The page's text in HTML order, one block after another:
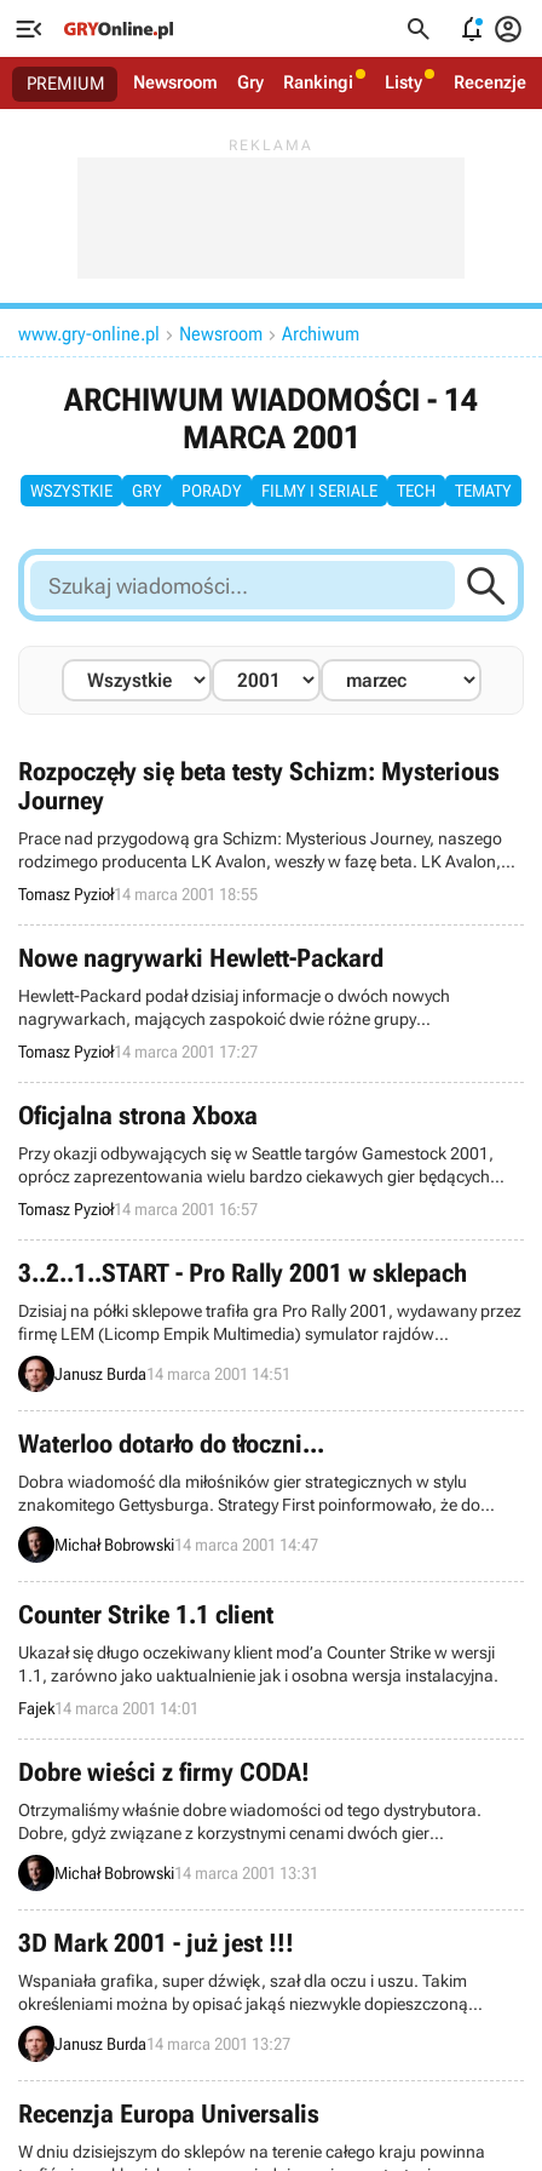
   
PREMIUM Newsroom Gry Rankingi Listy Recenzje
www.gry-online.pl  Newsroom  Archiwum
ARCHIWUM WIADOMOŚCI - 14
MARCA 2001
WSZYSTKIE GRY PORADY FILMY I SERIALE TECH TEMATY
Szukaj
wiadomości...

Rozpoczęły się beta testy Schizm: Mysterious
Journey
Prace nad przygodową gra Schizm: Mysterious Journey, naszego
rodzimego producenta LK Avalon, weszły w fazę beta. LK Avalon,
znany z takich produkcji jak Liath czy Reah, specjalizuje się w
wysoko jakościowych, rozbudowanych i dopieszczonych graficznie
grach przygodowych.
Tomasz Pyzioł14 marca 2001 18:55
Nowe nagrywarki Hewlett-Packard
Hewlett-Packard podał dzisiaj informacje o dwóch nowych
nagrywarkach, mających zaspokoić dwie różne grupy
użytkowników. Pierwsza, oferująca wszystko w jednym,
przeznaczona jest dla wygodnych, za to druga zadowoli wszystkich
profesjonalistów.
Tomasz Pyzioł14 marca 2001 17:27
Oficjalna strona Xboxa
Przy okazji odbywających się w Seattle targów Gamestock 2001,
oprócz zaprezentowania wielu bardzo ciekawych gier będących
aktualnie w fazie produkcji, Microsoft ponownie otworzył swoją
oficjalną stronę Xboxa.
Tomasz Pyzioł14 marca 2001 16:57
3..2..1..START - Pro Rally 2001 w sklepach
Dzisiaj na półki sklepowe trafiła gra Pro Rally 2001, wydawany przez
firmę LEM (Licomp Empik Multimedia) symulator rajdów
samochodowych, pretendujący do zrzucenia z tronu osławionego
Colin McRae Rally 2.
Janusz Burda14 marca 2001 14:51
Waterloo dotarło do tłoczni...
Dobra wiadomość dla miłośników gier strategicznych w stylu
znakomitego Gettysburga. Strategy First poinformowało, że do
tłoczni trafił Waterloo: Napoleon's Last Battle – gra, dzięki której
poczujemy klimat słynnych 100 dni Napoleona.
Michał Bobrowski14 marca 2001 14:47
Counter Strike 1.1 client
Ukazał się długo oczekiwany klient mod’a Counter Strike w wersji
1.1, zarówno jako uaktualnienie jak i osobna wersja instalacyjna.
Fajek14 marca 2001 14:01
Dobre wieści z firmy CODA!
Otrzymaliśmy właśnie dobre wiadomości od tego dystrybutora.
Dobre, gdyż związane z korzystnymi cenami dwóch gier
wydawanych przez CODA.
Michał Bobrowski14 marca 2001 13:31
3D Mark 2001 - już jest !!!
Wspaniała grafika, super dźwięk, szał dla oczu i uszu. Takim
określeniami można by opisać jakąś niezwykle dopieszczoną
wizualnie grę lub demo, a tym czasem wspomniany w tytule
program ma służyć głównie testowaniu wydajności współczesnych
Janusz Burda14 marca 2001 13:27
Recenzja Europa Universalis
W dniu dzisiejszym do sklepów na terenie całego kraju powinna